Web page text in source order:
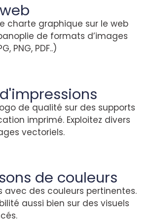
charte graphique sur le web
de formats d’images
PNG, PDF..)
de qualité sur des supports
imprimé. Exploitez divers
vectoriels.
de couleurs
avec des couleurs pertinentes.
aussi bien sur des visuels